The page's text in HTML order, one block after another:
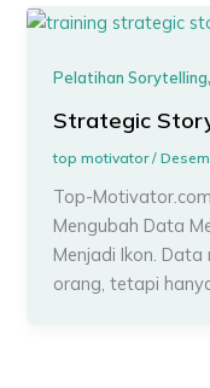
Pelatihan Sorytelling
Strategic
top motivator/
Top-
Mengubah Data
Menjadi Ikon.
orang, tetapi